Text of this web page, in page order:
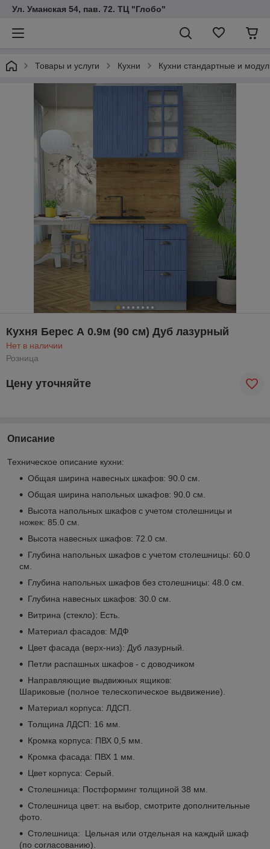
Ул. Уманская 54, пав. 72. ТЦ "Глобо"
Товары и услуги Кухни Кухни стандартные и
Кухня Берес А 0.9м (90 см) Дуб лазурный
Нет в наличии
Розница
Цену уточняйте
Описание
Техническое описание кухни:
Общая ширина навесных шкафов: 90.0 см.
Общая ширина напольных шкафов: 90.0 см.
Высота напольных шкафов с учетом столешницы и
ножек: 85.0 см.
Высота навесных шкафов: 72.0 см.
Глубина напольных шкафов с учетом столешницы: 60.0
см.
Глубина напольных шкафов без столешницы: 48.0 см.
Глубина навесных шкафов: 30.0 см.
Витрина (стекло): Есть.
Материал фасадов: МДФ
Цвет фасада (верх-низ): Дуб лазурный.
Петли распашных шкафов - с доводчиком
Направляющие выдвижных ящиков:
Шариковые (полное телескопическое выдвижение).
Материал корпуса: ЛДСП.
Толщина ЛДСП: 16 мм.
Кромка корпуса: ПВХ 0,5 мм.
Кромка фасада: ПВХ 1 мм.
Цвет корпуса: Серый.
Столешница: Постформинг толщиной 38 мм.
Столешница цвет: на выбор, смотрите дополнительные
фото.
Столешница: Цельная или отдельная на каждый шкаф
(по согласованию).